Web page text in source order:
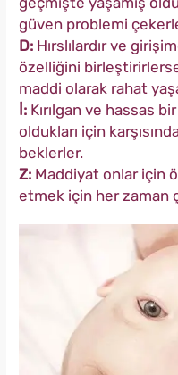
güven problemi
D: Hırslılardır ve
özelliğini birleştirirlerse
maddi olarak rahat
İ: Kırılgan ve hassas
oldukları için
beklerler.
Z: Maddiyat onlar için
etmek için her zaman